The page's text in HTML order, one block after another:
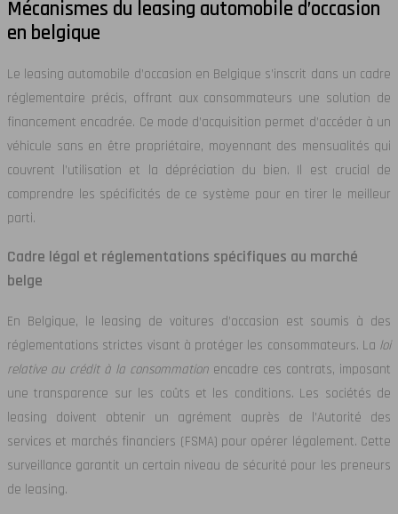
Mécanismes du leasing automobile d’occasion
en belgique
Le leasing automobile d’occasion en Belgique s’inscrit dans un cadre
réglementaire précis, offrant aux consommateurs une solution de
financement encadrée. Ce mode d’acquisition permet d’accéder à un
véhicule sans en être propriétaire, moyennant des mensualités qui
couvrent l’utilisation et la dépréciation du bien. Il est crucial de
comprendre les spécificités de ce système pour en tirer le meilleur
parti.
Cadre légal et réglementations spécifiques au marché
belge
En Belgique, le leasing de voitures d’occasion est soumis à des
réglementations strictes visant à protéger les consommateurs. La loi
relative au crédit à la consommation encadre ces contrats, imposant
une transparence sur les coûts et les conditions. Les sociétés de
leasing doivent obtenir un agrément auprès de l’Autorité des
services et marchés financiers (FSMA) pour opérer légalement. Cette
surveillance garantit un certain niveau de sécurité pour les preneurs
de leasing.